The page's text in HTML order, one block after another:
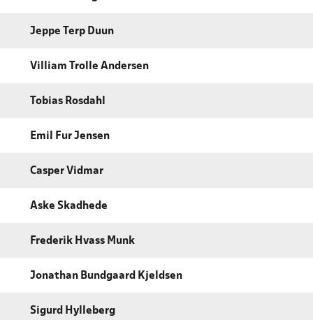
Jeppe Terp Duun
Villiam Trolle Andersen
Tobias Rosdahl
Emil Fur Jensen
Casper Vidmar
Aske Skadhede
Frederik Hvass Munk
Jonathan Bundgaard Kjeldsen
Sigurd Hylleberg